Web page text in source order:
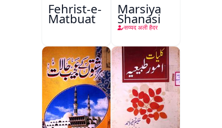
Fehrist-e-
Matbuat
Marsiya
Shanasi
सय्यद अली हैदर